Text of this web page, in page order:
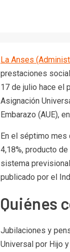
La Anses
prestaciones
17 de julio hace el
Asignación
Embarazo (AUE),
En el séptimo mes
4,18%, producto
sistema
publicado por el
Quiénes
Jubilaciones y
Universal por Hijo